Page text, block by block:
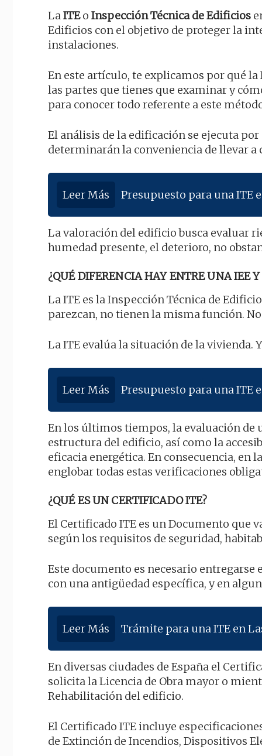
LaITEo Inspección Técnica de Edificios
Edificios con el objetivo de proteger la
instalaciones.
En este artículo, te explicamos por qué
las partes que tienes que examinar y
para conocer todo referente a este
El análisis de la edificación se ejecuta
determinarán la conveniencia de llevar a
Leer Más Presupuesto para una ITE
La valoración del edificio busca evaluar
humedad presente, el deterioro, no
¿QUÉ DIFERENCIA HAY ENTRE UNA IEE
La ITE es la Inspección Técnica de
parezcan, no tienen la misma función.
La ITE evalúa la situación de la vivienda.
Leer Más Presupuesto para una ITE
En los últimos tiempos, la evaluación de
estructura del edificio, así como la
eficacia energética. En consecuencia, en
englobar todas estas verificaciones
¿QUÉ ES UN CERTIFICADO ITE?
El Certificado ITE es un Documento
según los requisitos de seguridad,
Este documento es necesario
con una antigüedad específica, y en
Leer Más Trámite para una ITE en
En diversas ciudades de España el
solicita la Licencia de Obra mayor o
Rehabilitación del edificio.
El Certificado ITE incluye
de Extinción de Incendios, Dispositivos